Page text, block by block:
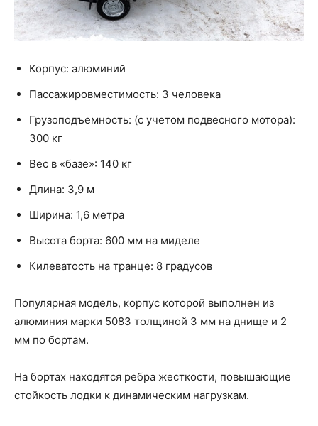
Корпус: алюминий
Пассажировместимость: 3 человека
Грузоподъемность: (с учетом подвесного мотора):
300 кг
Вес в «базе»: 140 кг
Длина: 3,9 м
Ширина: 1,6 метра
Высота борта: 600 мм на миделе
Килеватость на транце: 8 градусов
Популярная модель, корпус которой выполнен из
алюминия марки 5083 толщиной 3 мм на днище и 2
мм по бортам.
На бортах находятся ребра жесткости, повышающие
стойкость лодки к динамическим нагрузкам.